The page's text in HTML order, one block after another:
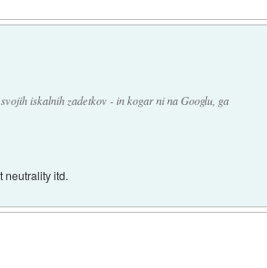
iskalnih zadetkov - in kogar ni na Googlu, ga
neutrality itd.